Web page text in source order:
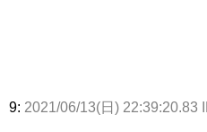
9: 2021/06/13(日) 22:39:20.83